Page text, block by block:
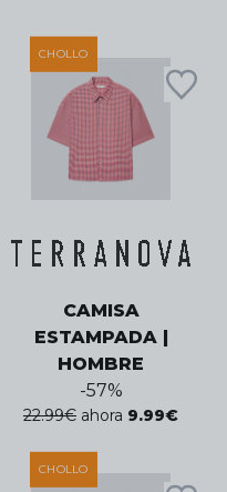
CHOLLO
CAMISA
ESTAMPADA |
HOMBRE
-57%
22.99€ ahora 9.99€
CHOLLO